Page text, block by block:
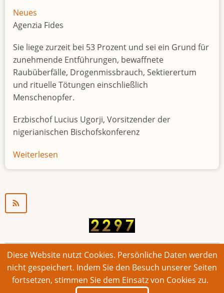
Neues
Agenzia Fides
Sie liege zurzeit bei 53 Prozent und sei ein Grund für
zunehmende Entführungen, bewaffnete
Raubüberfälle, Drogenmissbrauch, Sektierertum
und rituelle Tötungen einschließlich
Menschenopfer.
Erzbischof Lucius Ugorji, Vorsitzender der
nigerianischen Bischofskonferenz
Weiterlesen
Jugendarbeitslosigkeit
© 2026 Bonner Aufruf. Alle Rechte vorbehalten.
Footer
Impressum Kontakt Intern
Diese Website nutzt Cookies. Persönliche Daten werden
nicht gespeichert. Indem Sie den Besuch unserer Seiten
fortsetzen, stimmen Sie dem Einsatz von Cookies zu.